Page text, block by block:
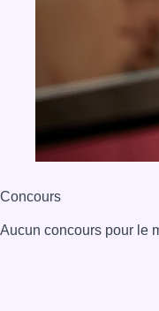
Concours
Aucun concours pour le